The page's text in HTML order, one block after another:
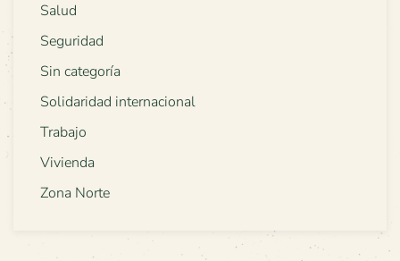
Salud
Seguridad
Sin categoría
Solidaridad internacional
Trabajo
Vivienda
Zona Norte